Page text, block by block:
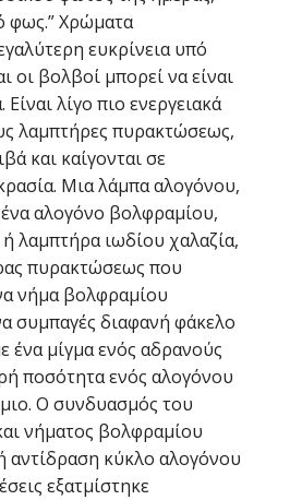
φως.” Χρώματα
ευκρίνεια υπό
οι βολβοί μπορεί να είναι
λίγο πιο ενεργειακά
λαμπτήρες πυρακτώσεως,
και καίγονται σε
Μια λάμπα αλογόνου,
αλογόνο βολφραμίου,
λαμπτήρα ιωδίου χαλαζία,
πυρακτώσεως που
νήμα βολφραμίου
συμπαγές διαφανή φάκελο
ένα μίγμα ενός αδρανούς
ποσότητα ενός αλογόνου
Ο συνδυασμός του
νήματος βολφραμίου
αντίδραση κύκλο αλογόνου
εξατμίστηκε